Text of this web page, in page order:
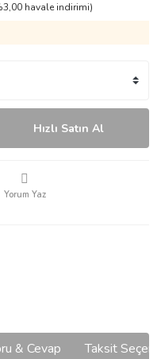
havale indirimi)
Hızlı Satın Al
Yorum Yaz
& Cevap Taksit